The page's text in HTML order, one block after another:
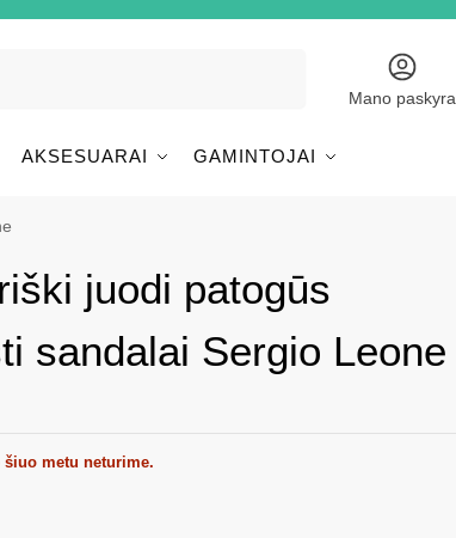
Mano paskyra
AKSESUARAI GAMINTOJAI
juodi patogūs
sandalai Sergio Leone
šiuo metu neturime.